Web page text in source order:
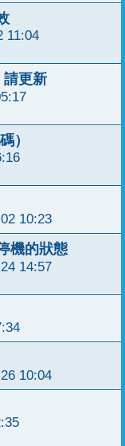
11:04
更新
）
10:23
機的狀態
14:57
10:04